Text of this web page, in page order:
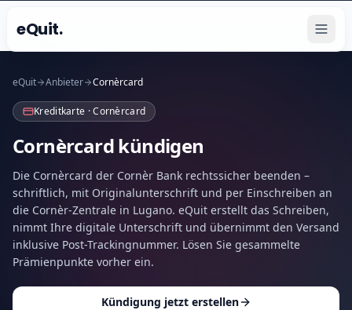
eQuit.
eQuit Anbieter Cornèrcard
Kreditkarte · Cornèrcard
Cornèrcard kündigen
Die Cornèrcard der Cornèr Bank rechtssicher beenden –
schriftlich, mit Originalunterschrift und per Einschreiben an
die Cornèr-Zentrale in Lugano. eQuit erstellt das Schreiben,
nimmt Ihre digitale Unterschrift und übernimmt den Versand
inklusive Post-Trackingnummer. Lösen Sie gesammelte
Prämienpunkte vorher ein.
Kündigung jetzt erstellen